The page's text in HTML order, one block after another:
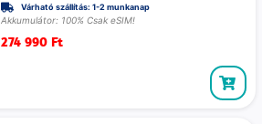
Várható szállítás: 1-2 munkanap
Akkumulátor: 100% Csak eSIM!
274 990 Ft